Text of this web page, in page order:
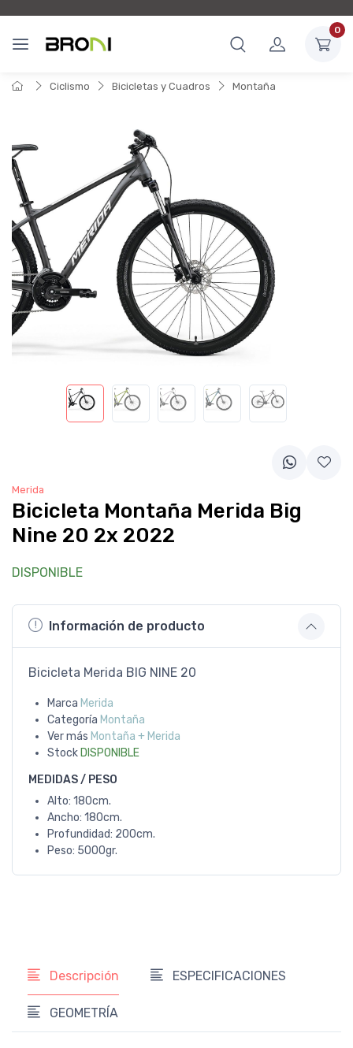
0
Ciclismo Bicicletas y Cuadros Montaña
Merida
Bicicleta Montaña Merida Big
Nine 20 2x 2022
DISPONIBLE
Información de producto
Bicicleta Merida BIG NINE 20
Marca Merida
Categoría Montaña
Ver más Montaña + Merida
Stock DISPONIBLE
MEDIDAS / PESO
Alto: 180cm.
Ancho: 180cm.
Profundidad: 200cm.
Peso: 5000gr.
Descripción ESPECIFICACIONES
GEOMETRÍA